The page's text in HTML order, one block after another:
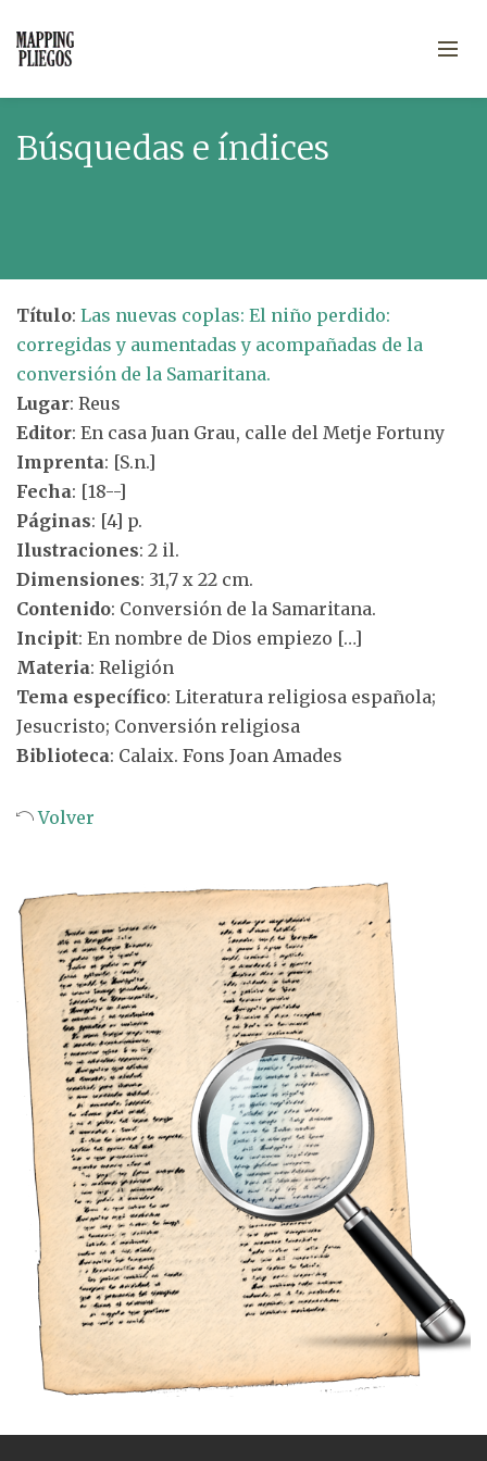
Búsquedas e índices
Título: Las nuevas coplas: El niño perdido:
corregidas y aumentadas y acompañadas de la
conversión de la Samaritana.
Lugar: Reus
Editor: En casa Juan Grau, calle del Metje Fortuny
Imprenta: [S.n.]
Fecha: [18--]
Páginas: [4] p.
Ilustraciones: 2 il.
Dimensiones: 31,7 x 22 cm.
Contenido: Conversión de la Samaritana.
Incipit: En nombre de Dios empiezo […]
Materia: Religión
Tema específico: Literatura religiosa española;
Jesucristo; Conversión religiosa
Biblioteca: Calaix. Fons Joan Amades
Volver